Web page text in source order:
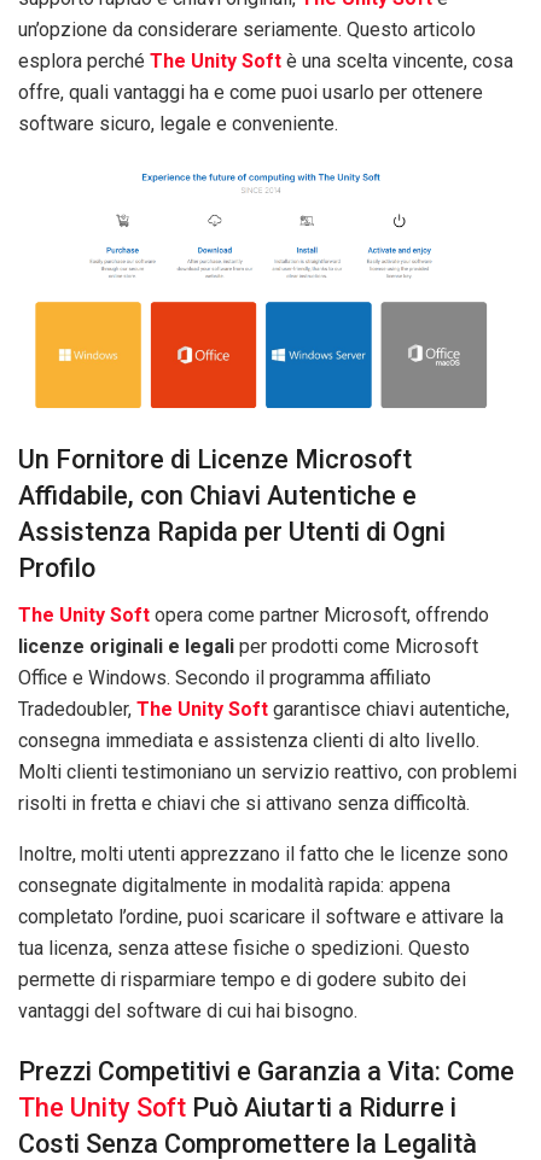
un’opzione da considerare seriamente. Questo articolo
esplora perché The Unity Soft è una scelta vincente, cosa
offre, quali vantaggi ha e come puoi usarlo per ottenere
software sicuro, legale e conveniente.
Un Fornitore di Licenze Microsoft
Affidabile, con Chiavi Autentiche e
Assistenza Rapida per Utenti di Ogni
Profilo
The Unity Soft opera come partner Microsoft, offrendo
licenze originali e legali per prodotti come Microsoft
Office e Windows. Secondo il programma affiliato
Tradedoubler, The Unity Soft garantisce chiavi autentiche,
consegna immediata e assistenza clienti di alto livello.
Molti clienti testimoniano un servizio reattivo, con problemi
risolti in fretta e chiavi che si attivano senza difficoltà.
Inoltre, molti utenti apprezzano il fatto che le licenze sono
consegnate digitalmente in modalità rapida: appena
completato l’ordine, puoi scaricare il software e attivare la
tua licenza, senza attese fisiche o spedizioni. Questo
permette di risparmiare tempo e di godere subito dei
vantaggi del software di cui hai bisogno.
Prezzi Competitivi e Garanzia a Vita: Come
The Unity Soft Può Aiutarti a Ridurre i
Costi Senza Compromettere la Legalità